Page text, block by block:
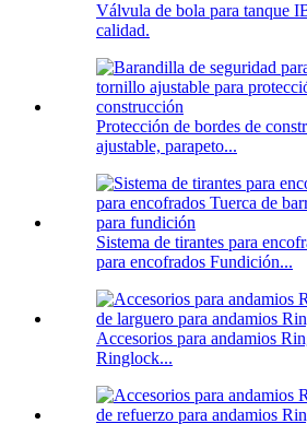
Válvula de bola para tanque
calidad.
Protección de bordes de
ajustable, parapeto...
Sistema de tirantes para
para encofrados Fundición...
Accesorios para andamios
Ringlock...